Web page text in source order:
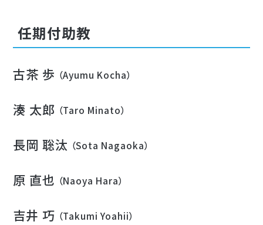
任期付助教
古茶 歩 （Ayumu Kocha）
湊 太郎 （Taro Minato）
長岡 聡汰 （Sota Nagaoka）
原 直也 （Naoya Hara）
吉井 巧 （Takumi Yoahii）